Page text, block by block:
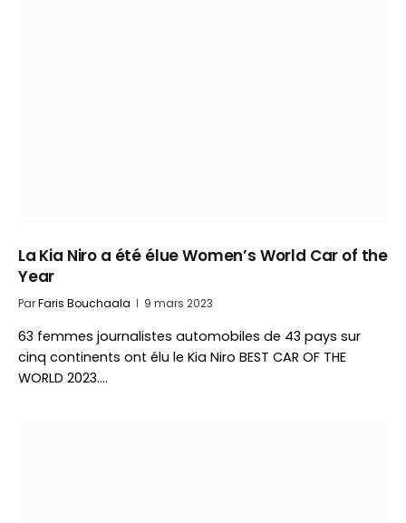
La Kia Niro a été élue Women’s World Car of the
Year
ParFaris Bouchaala 9 mars 2023
63 femmes journalistes automobiles de 43 pays sur
cinq continents ont élu le Kia Niro BEST CAR OF THE
WORLD 2023.…